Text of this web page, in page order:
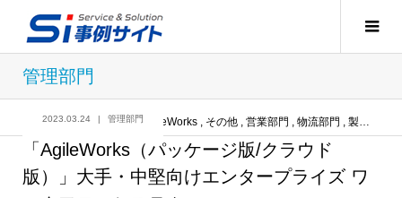
管理部門
記事 管理部門 ,AgileWorks その他 営業部門 物流部門 製造部門
2023.03.24 管理部門
「AgileWorks（パッケージ版/クラウド
版）」大手・中堅向けエンタープライズ ワ